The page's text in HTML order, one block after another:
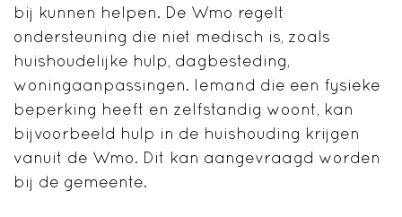
bij kunnen helpen. De Wmo regelt
ondersteuning die niet medisch is, zoals
huishoudelijke hulp, dagbesteding,
woningaanpassingen. Iemand die een fysieke
beperking heeft en zelfstandig woont, kan
bijvoorbeeld hulp in de huishouding krijgen
vanuit de Wmo. Dit kan aangevraagd worden
bij de gemeente.